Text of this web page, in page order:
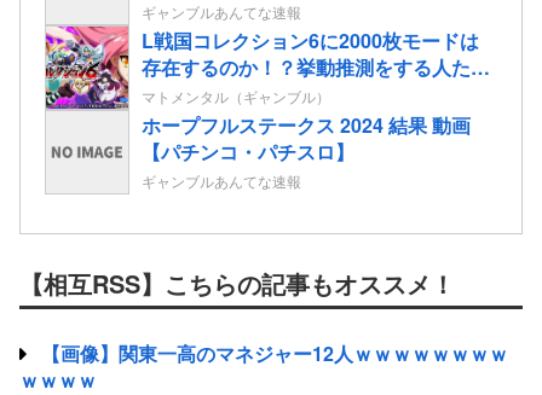
ギャンブルあんてな速報
L戦国コレクション6に2000枚モードは
存在するのか！？挙動推測をする人たち
も…
マトメンタル（ギャンブル）
ホープフルステークス 2024 結果 動画
【パチンコ・パチスロ】
ギャンブルあんてな速報
【相互RSS】こちらの記事もオススメ！
【画像】関東一高のマネジャー12人ｗｗｗｗｗｗｗｗ
ｗｗｗｗ